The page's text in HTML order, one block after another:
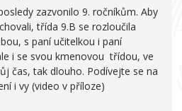
zazvonilo 9. ročníkům. Aby
třída 9.B se rozloučila
s paní učitelkou i paní
i se svou kmenovou třídou, ve
čas, tak dlouho. Podívejte se na
i vy (video v příloze)